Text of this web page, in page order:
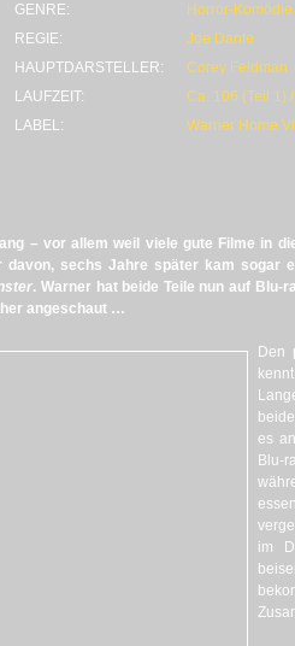
GENRE:
Horror-Komödie
REGIE:
Joe Dante
HAUPTDARSTELLER:
Corey Feldman
LAUFZEIT:
Ca. 106 (Teil 1)
LABEL:
Warner Home
– vor allem weil viele gute Filme in
sechs Jahre später kam sogar
. Warner hat beide Teile nun auf
angeschaut …
Den
es
Blu-
im